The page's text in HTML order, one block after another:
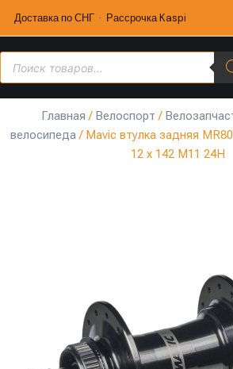
Доставка по СНГ · Рассрочка Kaspi
Главная / Велоспорт /
велосипеда/ Mavic втулка задняя
12 x 142 M11 24H